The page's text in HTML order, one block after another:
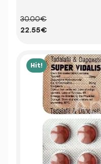
30.00€
22.55€
Hit!